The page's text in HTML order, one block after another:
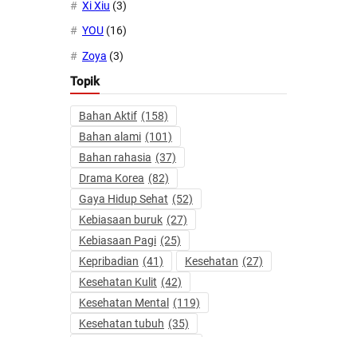
Xi Xiu (3)
YOU (16)
Zoya (3)
Topik
Bahan Aktif (158)
Bahan alami (101)
Bahan rahasia (37)
Drama Korea (82)
Gaya Hidup Sehat (52)
Kebiasaan buruk (27)
Kebiasaan Pagi (25)
Kepribadian (41) Kesehatan (27)
Kesehatan Kulit (42)
Kesehatan Mental
(119)
Kesehatan tubuh (35)